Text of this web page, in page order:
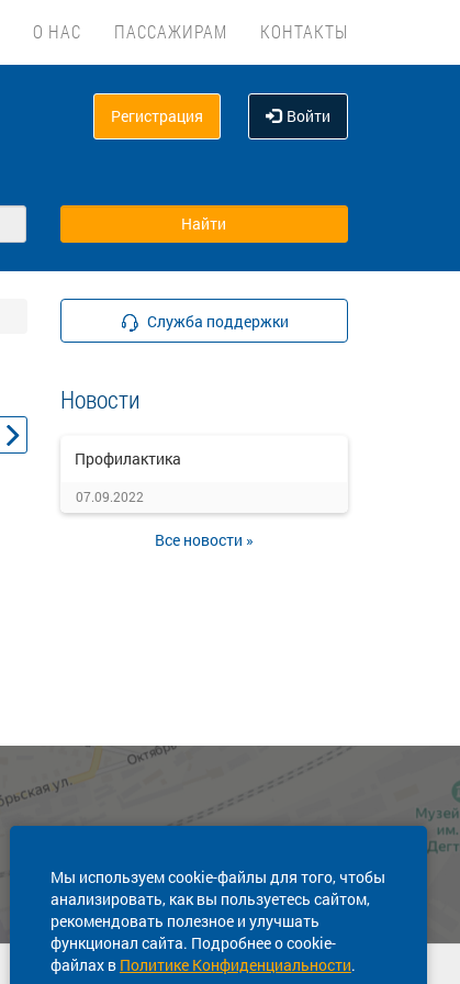
О НАС ПАССАЖИРАМ КОНТАКТЫ
Регистрация Войти
Служба поддержки
Новости
Профилактика
07.09.2022
Все новости »
Мы используем cookie-файлы для того, чтобы
анализировать, как вы пользуетесь сайтом,
рекомендовать полезное и улучшать
функционал сайта. Подробнее о cookie-
файлах в Политике Конфиденциальности.